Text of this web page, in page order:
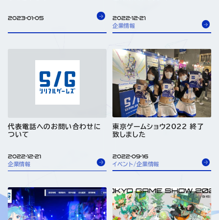
2023-01-05 2022-12-21
企業情報
代表電話へのお問い合わせに
ついて
2022-12-21
企業情報
東京ゲームショウ2022 終了
致しました
2022-09-16
イベント/企業情報